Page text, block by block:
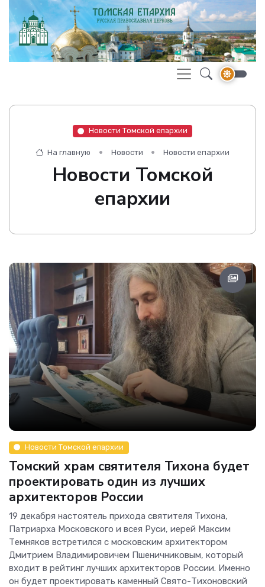
Новости Томской епархии
На главную Новости Новости епархии
Новости Томской
епархии
Новости Томской епархии
Томский храм святителя Тихона будет
проектировать один из лучших
архитекторов России
19 декабря настоятель прихода святителя Тихона,
Патриарха Московского и всея Руси, иерей Максим
Темняков встретился с московским архитектором
Дмитрием Владимировичем Пшеничниковым, который
входит в рейтинг лучших архитекторов России. Именно
он будет проектировать каменный Свято-Тихоновский